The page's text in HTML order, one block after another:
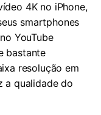
4K no iPhone,
smartphones
YouTube
bastante
resolução em
a qualidade do